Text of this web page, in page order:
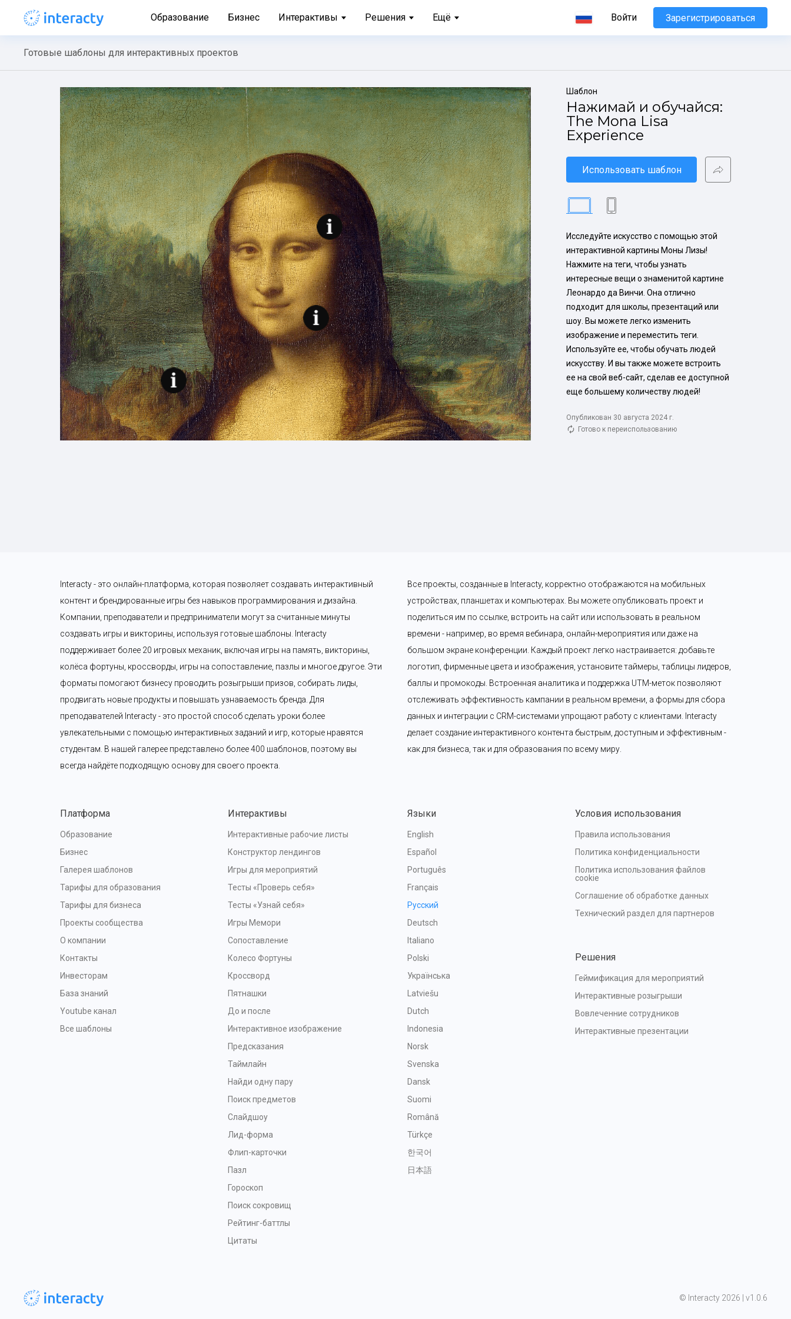
Образование Бизнес Интерактивы Решения Ещё Войти Зарегистрироваться
Готовые шаблоны для интерактивных проектов
Шаблон
Нажимай и обучайся:
The Mona Lisa
Experience
Использовать шаблон
Исследуйте искусство с помощью этой
интерактивной картины Моны Лизы!
Нажмите на теги, чтобы узнать
интересные вещи о знаменитой картине
Леонардо да Винчи. Она отлично
подходит для школы, презентаций или
шоу. Вы можете легко изменить
изображение и переместить теги.
Используйте ее, чтобы обучать людей
искусству. И вы также можете встроить
ее на свой веб-сайт, сделав ее доступной
еще большему количеству людей!
Опубликован 30 августа 2024 г.
Готово к переиспользованию
Interacty - это онлайн-платформа, которая позволяет создавать интерактивный
контент и брендированные игры без навыков программирования и дизайна.
Компании, преподаватели и предприниматели могут за считанные минуты
создавать игры и викторины, используя готовые шаблоны. Interacty
поддерживает более 20 игровых механик, включая игры на память, викторины,
колёса фортуны, кроссворды, игры на сопоставление, пазлы и многое другое. Эти
форматы помогают бизнесу проводить розыгрыши призов, собирать лиды,
продвигать новые продукты и повышать узнаваемость бренда. Для
преподавателей Interacty - это простой способ сделать уроки более
увлекательными с помощью интерактивных заданий и игр, которые нравятся
студентам. В нашей галерее представлено более 400 шаблонов, поэтому вы
всегда найдёте подходящую основу для своего проекта.
Все проекты, созданные в Interacty, корректно отображаются на мобильных
устройствах, планшетах и компьютерах. Вы можете опубликовать проект и
поделиться им по ссылке, встроить на сайт или использовать в реальном
времени - например, во время вебинара, онлайн-мероприятия или даже на
большом экране конференции. Каждый проект легко настраивается: добавьте
логотип, фирменные цвета и изображения, установите таймеры, таблицы лидеров,
баллы и промокоды. Встроенная аналитика и поддержка UTM-меток позволяют
отслеживать эффективность кампании в реальном времени, а формы для сбора
данных и интеграции с CRM-системами упрощают работу с клиентами. Interacty
делает создание интерактивного контента быстрым, доступным и эффективным -
как для бизнеса, так и для образования по всему миру.
Платформа
Образование
Бизнес
Галерея шаблонов
Тарифы для образования
Тарифы для бизнеса
Проекты сообщества
О компании
Контакты
Инвесторам
База знаний
Youtube канал
Все шаблоны
Интерактивы
Интерактивные рабочие листы
Конструктор лендингов
Игры для мероприятий
Тесты «Проверь себя»
Тесты «Узнай себя»
Игры Мемори
Сопоставление
Колесо Фортуны
Кроссворд
Пятнашки
До и после
Интерактивное изображение
Предсказания
Таймлайн
Найди одну пару
Поиск предметов
Слайдшоу
Лид-форма
Флип-карточки
Пазл
Гороскоп
Поиск сокровищ
Рейтинг-баттлы
Цитаты
Языки
English
Español
Português
Français
Русский
Deutsch
Italiano
Polski
Українська
Latviešu
Dutch
Indonesia
Norsk
Svenska
Dansk
Suomi
Română
Türkçe
한국어
日本語
Условия использования
Правила использования
Политика конфиденциальности
Политика использования файлов
cookie
Соглашение об обработке данных
Технический раздел для партнеров
Решения
Геймификация для мероприятий
Интерактивные розыгрыши
Вовлеченние сотрудников
Интерактивные презентации
© Interacty 2026 | v1.0.6